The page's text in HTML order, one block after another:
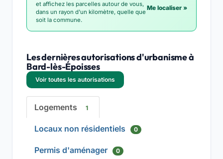
et affichez les parcelles autour de vous,
dans un rayon d'un kilomètre, quelle que
soit la commune.
Me localiser »
Les dernières autorisations d'urbanisme à
Bard-lès-Époisses
Voir toutes les autorisations
Logements 1
Locaux non résidentiels 0
Permis d'aménager 0